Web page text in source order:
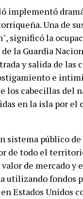
implementó
Una de
significó la
la Guardia
y salida de las
e
los cabecillas del
en la isla por el
sistema público
de todo el
de mercado y
utilizando fondos
Estados Unidos